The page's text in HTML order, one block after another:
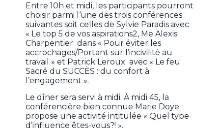
Entre 10h et midi, les participants pourront
choisir parmi l‘une des trois conférences
suivantes soit celles de Sylvie Paradis avec
« Le top 5 de vos aspirations2, Me Alexis
Charpentier dans « Pour éviter les
accrochages/Portant sur l’incivilité au
travail » et Patrick Leroux avec « Le feu
Sacré du SUCCÈS : du confort à
l’engagement ».
Le dîner sera servi à midi. À midi 45, la
conférencière bien connue Marie Doye
propose une activité intitulée « Quel type
d’influence êtes-vous?! ».